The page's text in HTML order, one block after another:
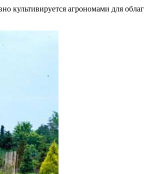
культивируется агрономами для